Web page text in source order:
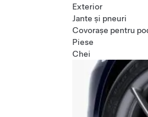
Exterior
Jante și pneuri
Covorașe pentru
Piese
Chei